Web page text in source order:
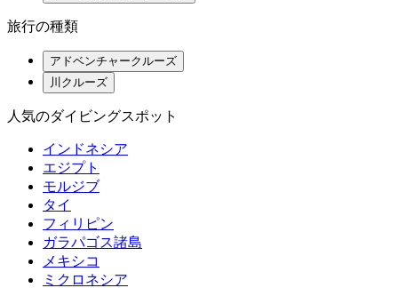
旅行の種類
アドベンチャークルーズ
川クルーズ
人気のダイビングスポット
インドネシア
エジプト
モルジブ
タイ
フィリピン
ガラパゴス諸島
メキシコ
ミクロネシア